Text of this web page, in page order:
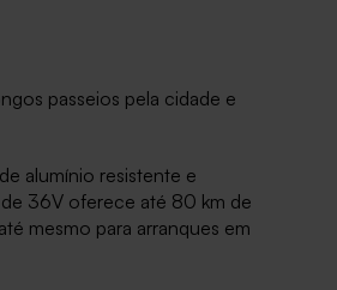
passeios pela cidade e
alumínio resistente e
36V oferece até 80 km de
mesmo para arranques em